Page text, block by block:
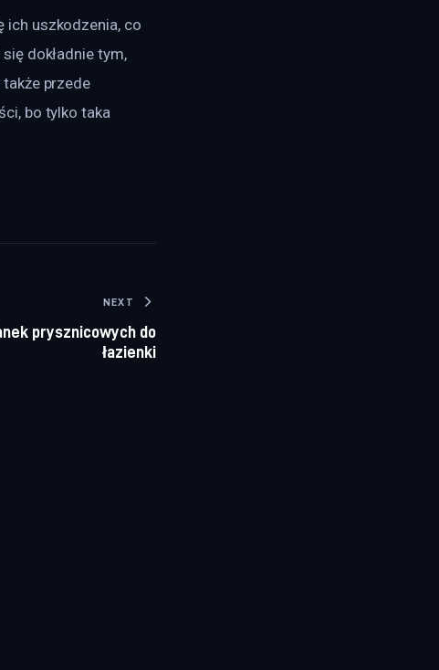
ich uszkodzenia, co
dokładnie tym,
przede
bo tylko taka
NEXT
prysznicowych do
łazienki